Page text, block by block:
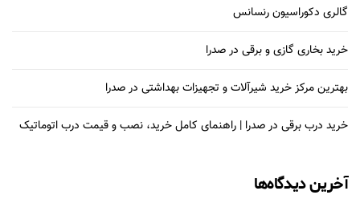
گالری دکوراسیون رنسانس
خرید بخاری گازی و برقی در صدرا
بهترین مرکز خرید شیرآلات و تجهیزات بهداشتی در صدرا
خرید درب برقی در صدرا | راهنمای کامل خرید، نصب و قیمت درب اتوماتیک
آخرین دیدگاه‌ها